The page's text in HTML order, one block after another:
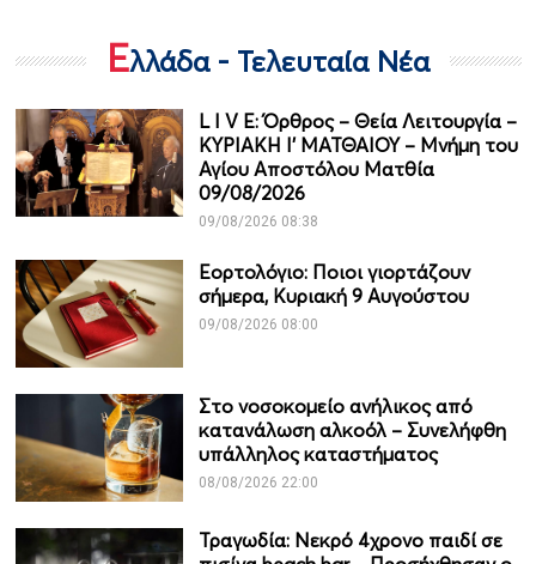
Ελλάδα - Τελευταία Νέα
L I V E: Όρθρος – Θεία Λειτουργία –
ΚΥΡΙΑΚΗ Ι' ΜΑΤΘΑΙΟΥ – Μνήμη του
Αγίου Αποστόλου Ματθία
09/08/2026
09/08/2026 08:38
Εορτολόγιο: Ποιοι γιορτάζουν
σήμερα, Κυριακή 9 Αυγούστου
09/08/2026 08:00
Στο νοσοκομείο ανήλικος από
κατανάλωση αλκοόλ – Συνελήφθη
υπάλληλος καταστήματος
08/08/2026 22:00
Τραγωδία: Νεκρό 4χρονο παιδί σε